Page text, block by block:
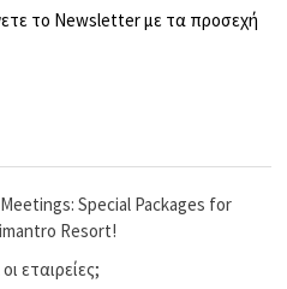
το Newsletter με τα προσεχή
Special Packages for
Resort!
εταιρείες;